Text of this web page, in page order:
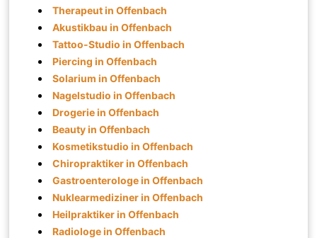
Therapeut in Offenbach
Akustikbau in Offenbach
Tattoo-Studio in Offenbach
Piercing in Offenbach
Solarium in Offenbach
Nagelstudio in Offenbach
Drogerie in Offenbach
Beauty in Offenbach
Kosmetikstudio in Offenbach
Chiropraktiker in Offenbach
Gastroenterologe in Offenbach
Nuklearmediziner in Offenbach
Heilpraktiker in Offenbach
Radiologe in Offenbach